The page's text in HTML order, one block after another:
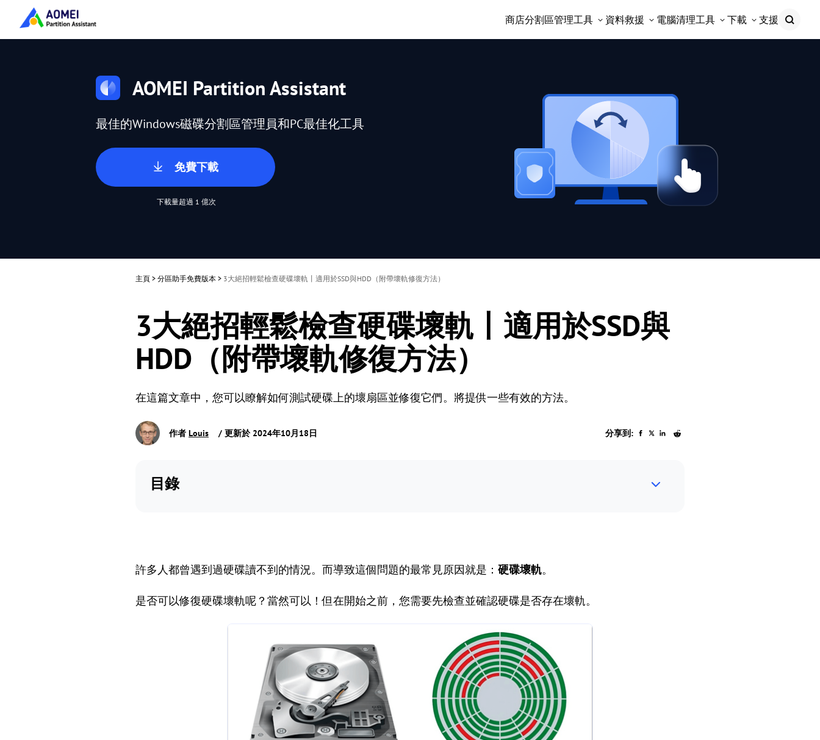
商店分割區管理工具 資料救援 電腦清理工具 下載 支援
AOMEI Partition Assistant
最佳的Windows磁碟分割區管理員和PC最佳化工具
免費下載
下載量超過 1 億次
主頁 > 分區助手免費版本 > 3大絕招輕鬆檢查硬碟壞軌丨適用於SSD與HDD（附帶壞軌修復方法）
3大絕招輕鬆檢查硬碟壞軌丨適用於SSD與
HDD（附帶壞軌修復方法）
在這篇文章中，您可以瞭解如何測試硬碟上的壞扇區並修復它們。將提供一些有效的方法。
作者 Louis / 更新於 2024年10月18日 分享到:
目錄
許多人都曾遇到過硬碟讀不到的情況。而導致這個問題的最常見原因就是： 硬碟壞軌。
是否可以修復硬碟壞軌呢？當然可以！但在開始之前，您需要先檢查並確認硬碟是否存在壞軌。